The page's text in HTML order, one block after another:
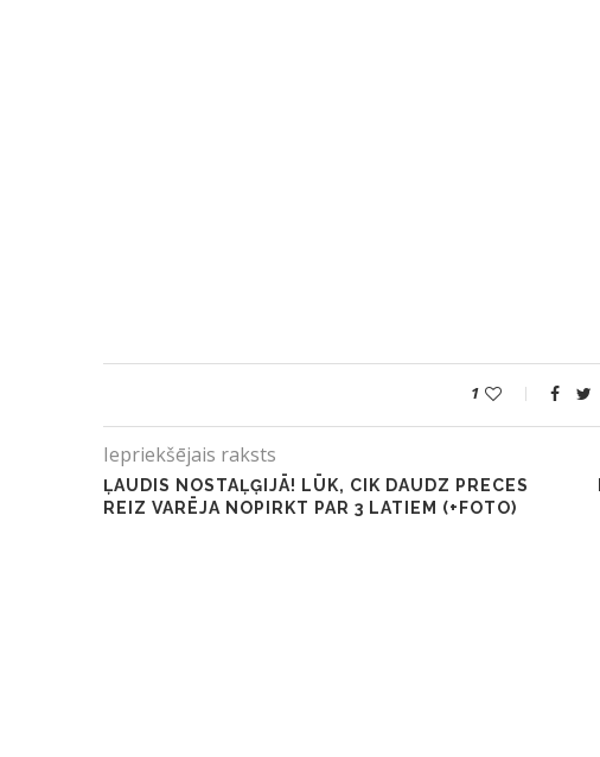
1
Iepriekšējais raksts
ĻAUDIS NOSTAĻĢIJĀ! LŪK, CIK DAUDZ PRECES
REIZ VARĒJA NOPIRKT PAR 3 LATIEM (+FOTO)